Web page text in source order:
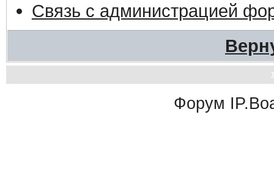
Связь с администрацией
Форум